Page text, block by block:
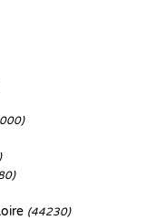
(44230)